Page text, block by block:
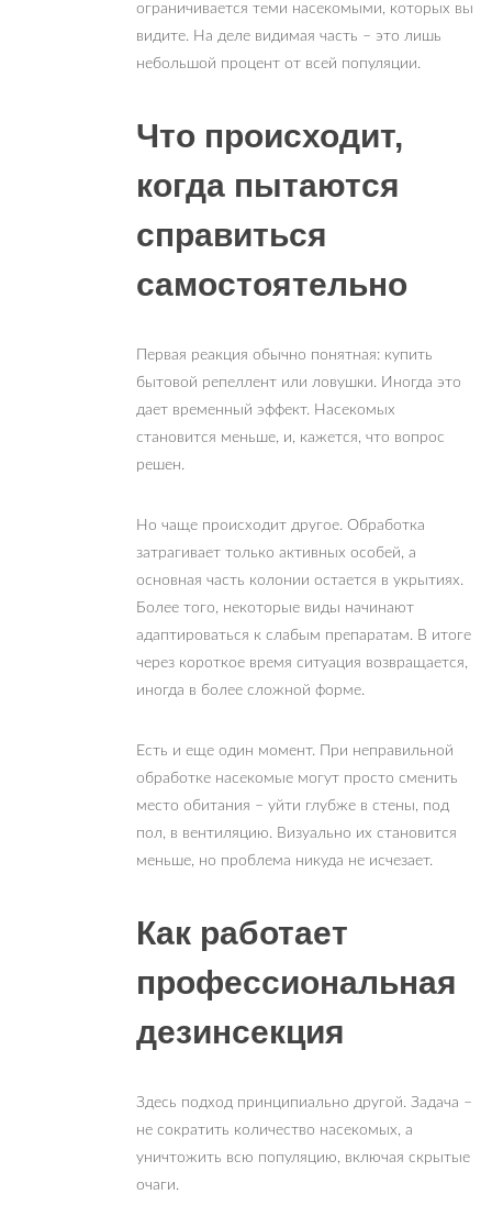
ограничивается теми насекомыми, которых вы
видите. На деле видимая часть – это лишь
небольшой процент от всей популяции.
Что происходит,
когда пытаются
справиться
самостоятельно
Первая реакция обычно понятная: купить
бытовой репеллент или ловушки. Иногда это
дает временный эффект. Насекомых
становится меньше, и, кажется, что вопрос
решен.
Но чаще происходит другое. Обработка
затрагивает только активных особей, а
основная часть колонии остается в укрытиях.
Более того, некоторые виды начинают
адаптироваться к слабым препаратам. В итоге
через короткое время ситуация возвращается,
иногда в более сложной форме.
Есть и еще один момент. При неправильной
обработке насекомые могут просто сменить
место обитания – уйти глубже в стены, под
пол, в вентиляцию. Визуально их становится
меньше, но проблема никуда не исчезает.
Как работает
профессиональная
дезинсекция
Здесь подход принципиально другой. Задача –
не сократить количество насекомых, а
уничтожить всю популяцию, включая скрытые
очаги.